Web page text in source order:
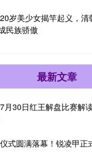
岁美少女揭竿起义，
民族骄傲
最新文章
月30日红王解盘比赛解
式圆满落幕！锐凌甲正